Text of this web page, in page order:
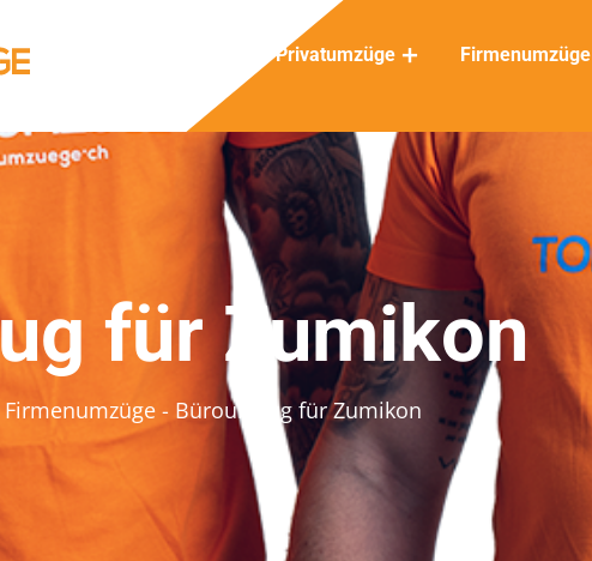
Privatumzüge Firmenumzüge
für Zumikon
- Büroumzug für Zumikon